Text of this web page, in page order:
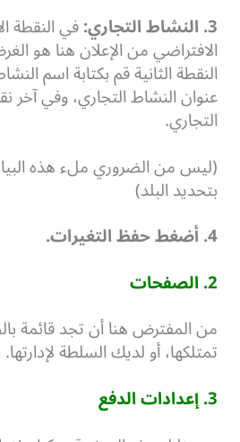
3. النشاط التجاري:
في النقطة
الافتراضي من الإعلان هنا هو
النقطة الثانية قم بكتابة اسم
عنوان النشاط التجاري، وفي آخر
التجاري.
(ليس من الضروري ملء هذه
بتحديد البلد)
4. أضغط حفظ التغيرات.
2. الصفحات
من المفترض هنا أن تجد قائمة
تمتلكها، أو لديك السلطة لإدارتها.
3. إعدادات الدفع